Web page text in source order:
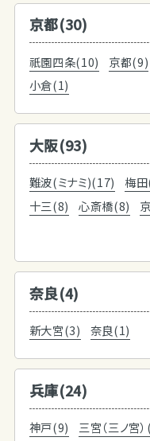
京都(30)
祇園四条(10) 京都(9)
小倉(1)
大阪(93)
難波(ミナミ)(17) 梅
十三(8)
心斎橋(8)
奈良(4)
新大宮(3) 奈良(1)
兵庫(24)
神戸(9) 三宮（三ノ宮